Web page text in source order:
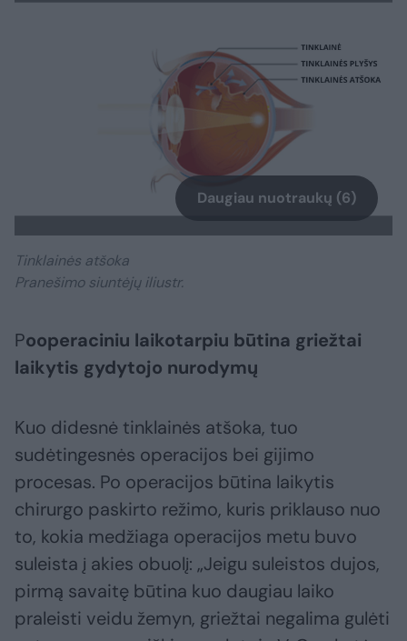
Daugiau nuotraukų (6)
Tinklainės atšoka
Pranešimo siuntėjų iliustr.
Pooperaciniu laikotarpiu būtina griežtai
laikytis gydytojo nurodymų
Kuo didesnė tinklainės atšoka, tuo
sudėtingesnės operacijos bei gijimo
procesas. Po operacijos būtina laikytis
chirurgo paskirto režimo, kuris priklauso nuo
to, kokia medžiaga operacijos metu buvo
suleista į akies obuolį: „Jeigu suleistos dujos,
pirmą savaitę būtina kuo daugiau laiko
praleisti veidu žemyn, griežtai negalima gulėti